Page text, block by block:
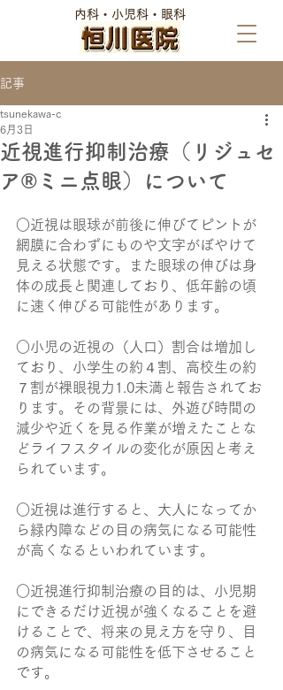
​内科・小児科・眼科
記事
近視進行抑制治療（リジュセ
ア®︎ミニ点眼）について
tsunekawa-c
6月3日
○近視は眼球が前後に伸びてピントが
網膜に合わずにものや文字がぼやけて
見える状態です。また眼球の伸びは身
体の成長と関連しており、低年齢の頃
に速く伸びる可能性があります。
○小児の近視の（人口）割合は増加し
ており、小学生の約４割、高校生の約
７割が裸眼視力1.0未満と報告されてお
ります。その背景には、外遊び時間の
減少や近くを見る作業が増えたことな
どライフスタイルの変化が原因と考え
られています。
○近視は進行すると、大人になってか
ら緑内障などの目の病気になる可能性
が高くなるといわれています。
○近視進行抑制治療の目的は、小児期
にできるだけ近視が強くなることを避
けることで、将来の見え方を守り、目
の病気になる可能性を低下させること
です。